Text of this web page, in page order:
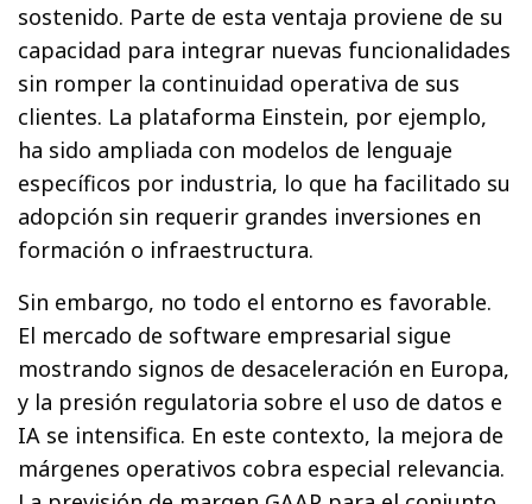
sostenido. Parte de esta ventaja proviene de su
capacidad para integrar nuevas funcionalidades
sin romper la continuidad operativa de sus
clientes. La plataforma Einstein, por ejemplo,
ha sido ampliada con modelos de lenguaje
específicos por industria, lo que ha facilitado su
adopción sin requerir grandes inversiones en
formación o infraestructura.
Sin embargo, no todo el entorno es favorable.
El mercado de software empresarial sigue
mostrando signos de desaceleración en Europa,
y la presión regulatoria sobre el uso de datos e
IA se intensifica. En este contexto, la mejora de
márgenes operativos cobra especial relevancia.